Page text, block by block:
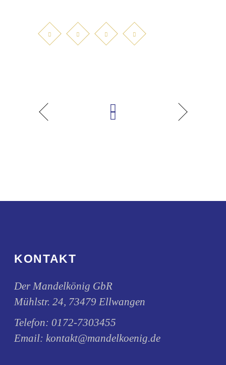
KONTAKT
Der Mandelkönig GbR
Mühlstr. 24, 73479 Ellwangen
Telefon:0172-7303455
Email: kontakt@mandelkoenig.de